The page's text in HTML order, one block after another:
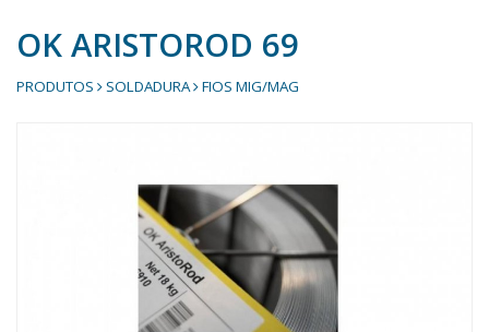
OK ARISTOROD 69
PRODUTOS SOLDADURA FIOS MIG/MAG